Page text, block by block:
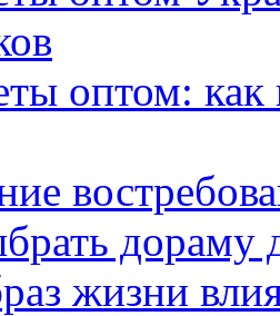
оптом:
дораму
жизни